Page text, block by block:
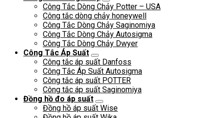
Công Tắc Dòng Chảy Potter – USA
Công tắc dòng chảy honeywell
Công Tắc Dòng Chảy Saginomiya
Công Tắc Dòng Chảy Autosigma
Công Tắc Dòng Chảy Dwyer
Công Tắc Áp Suất
Công tắc áp suất Danfoss
Công Tắc Áp Suất Autosigma
Công tắc áp suất POTTER
Công tắc áp suất Saginomiya
Đồng hồ đo áp suất
Đồng hồ áp suất Wise